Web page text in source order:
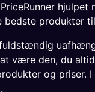
bedste produkter
fuldstændig
være den, du
og priser.